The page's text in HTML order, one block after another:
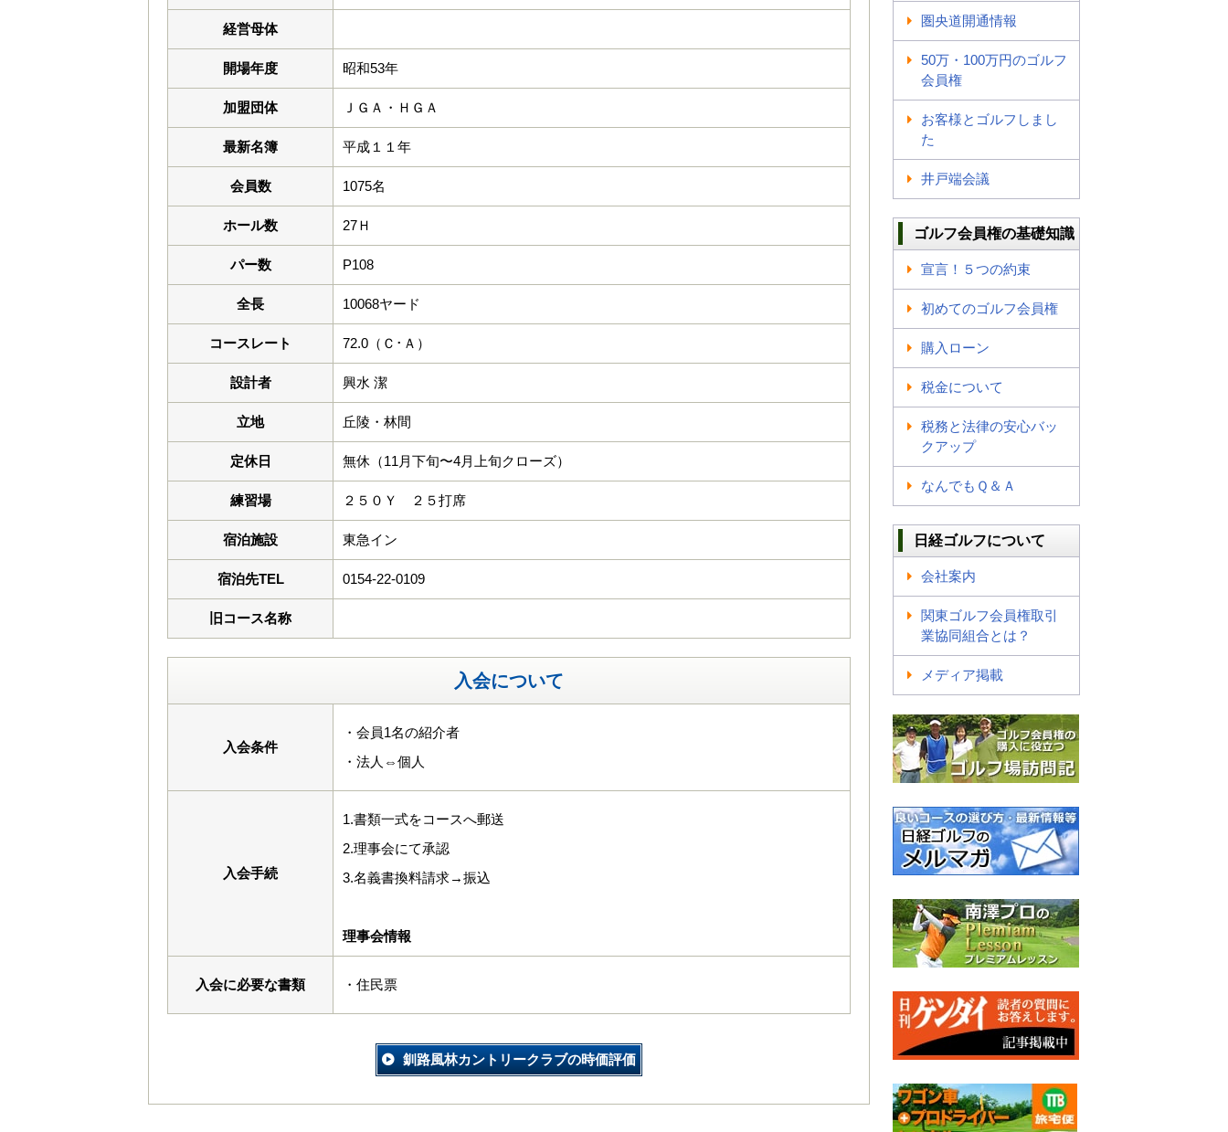
経営母体
開場年度 昭和53年
加盟団体 ＪＧＡ・ＨＧＡ
最新名簿 平成１１年
会員数 1075名
ホール数 27Ｈ
パー数 P108
全長 10068ヤード
コースレート 72.0（Ｃ･Ａ）
設計者 興水 潔
立地 丘陵・林間
定休日 無休（11月下旬〜4月上旬クローズ）
練習場 ２５０Ｙ ２５打席
宿泊施設 東急イン
宿泊先TEL 0154-22-0109
旧コース名称
入会について
入会条件
・会員1名の紹介者
・法人⇔個人
入会手続
1.書類一式をコースへ郵送
2.理事会にて承認
3.名義書換料請求→振込
理事会情報
入会に必要な書類 ・住民票
釧路風林カントリークラブの時価評価
圏央道開通情報
50万・100万円のゴルフ
会員権
お客様とゴルフしまし
た
井戸端会議
ゴルフ会員権の基礎知識
宣言！５つの約束
初めてのゴルフ会員権
購入ローン
税金について
税務と法律の安心バッ
クアップ
なんでもＱ＆Ａ
日経ゴルフについて
会社案内
関東ゴルフ会員権取引
業協同組合とは？
メディア掲載